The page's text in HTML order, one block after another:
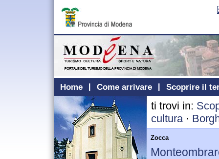
Home Come arrivare Scoprire il
ti trovi in:
cultura·
Zocca